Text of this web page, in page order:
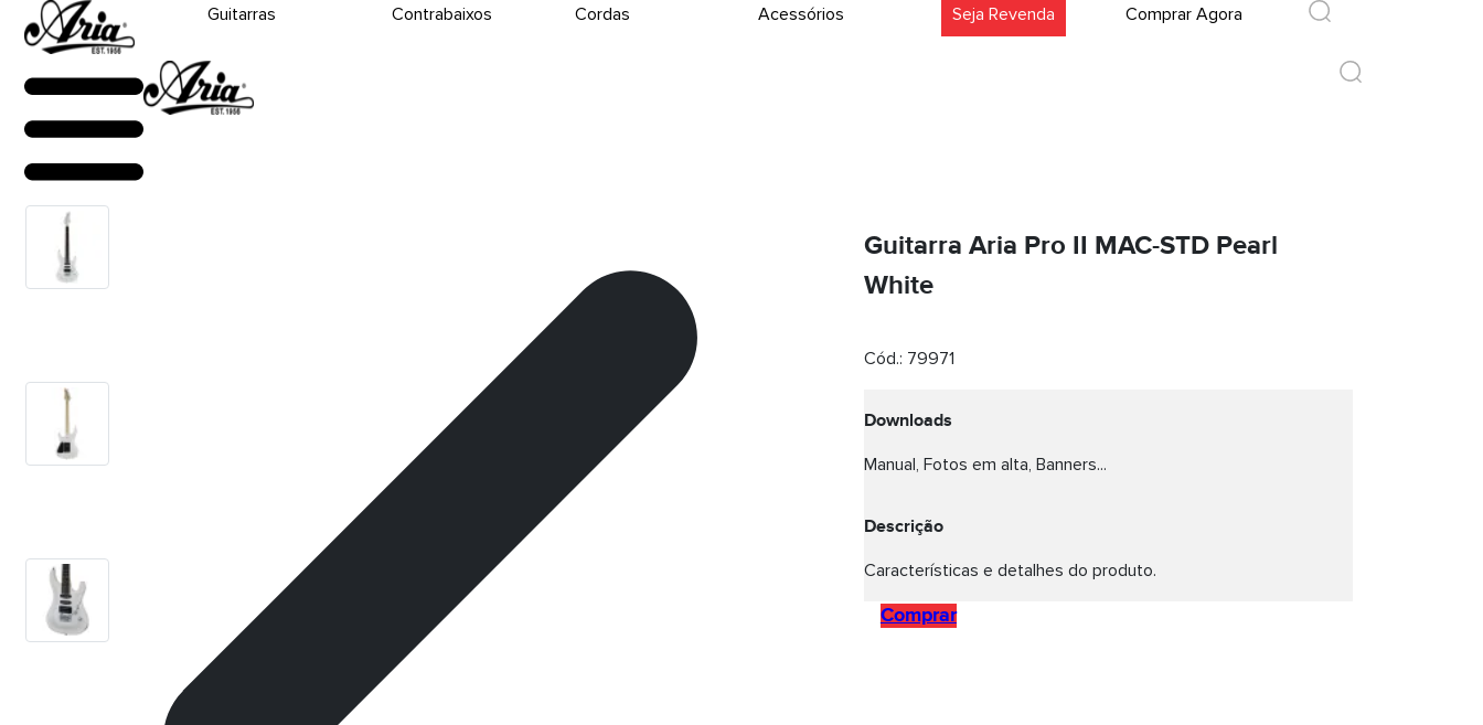
Guitarras Contrabaixos Cordas Acessórios Seja Revenda Comprar Agora
Guitarra Aria Pro II MAC-STD Pearl
White
Cód.: 79971
Downloads
Manual, Fotos em alta, Banners...
Descrição
Características e detalhes do produto.
Comprar